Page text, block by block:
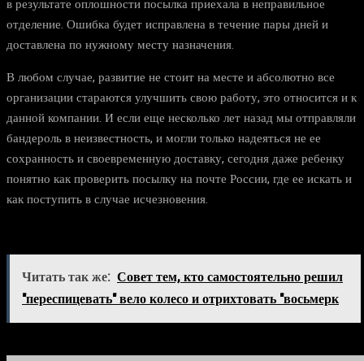
в результате оплошности посылка приехала в неправильное
отделение. Ошибка будет исправлена в течение пары дней и
доставлена по нужному месту назначения.
В любом случае, развитие не стоит на месте и абсолютно все
организации стараются улучшить свою работу, это относится и к
данной компании. И если еще несколько лет назад мы отправляли
бандероль в неизвестность, и могли только надеяться не ее
сохранность и своевременную доставку, сегодня даже ребенку
понятно как проверить посылку на почте России, где ее искать и
как поступить в случае исчезновения.
Читать так же: Совет тем, кто самостоятельно решил
"переспицевать" вело колесо и отрихтовать "восьмерк